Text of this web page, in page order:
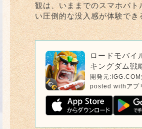
観は、いままでのスマホバト
い圧倒的な没入感が体験でき
ロードモバイ
キングダム戦
開発元:IGG.COM
posted with アプ